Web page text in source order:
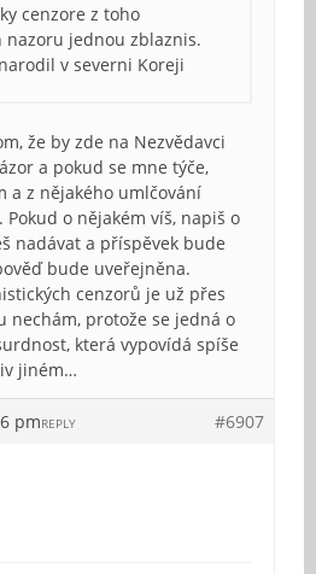
cenzore z toho
nazoru jednou zblaznis.
v severni Koreji
že by zde na Nezvědavci
a pokud se mne týče,
a z nějakého umlčování
o nějakém víš, napiš o
nadávat a příspěvek bude
bude uveřejněna.
cenzorů je už přes
nechám, protože se jedná o
která vypovídá spíše
jiném…
pm #6907
REPLY